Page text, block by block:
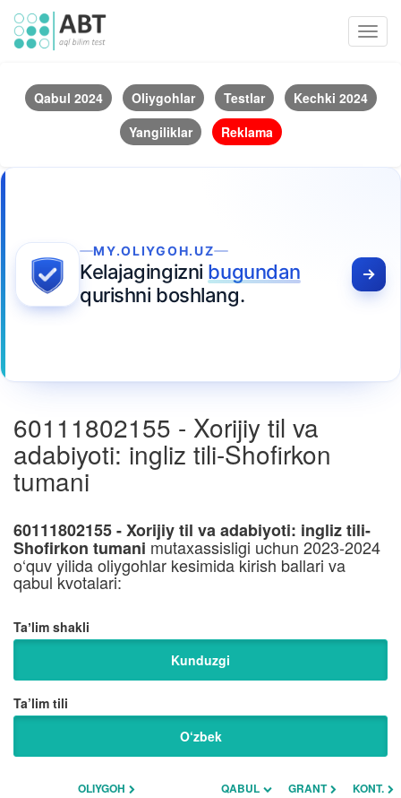
Qabul 2024 Oliygohlar Testlar
Kechki 2024
Yangiliklar
Reklama
MY.OLIYGOH.UZ
Kelajagingizni bugundan
qurishni boshlang.
60111802155 - Xorijiy til va
adabiyoti: ingliz tili-Shofirkon
tumani
60111802155 - Xorijiy til va adabiyoti: ingliz tili-
Shofirkon tumani mutaxassisligi uchun 2023-2024
o‘quv yilida oliygohlar kesimida kirish ballari va
qabul kvotalari:
Taʼlim shakli
Kunduzgi
Ta’lim tili
O‘zbek
OLIYGOH QABUL GRANT KONT.